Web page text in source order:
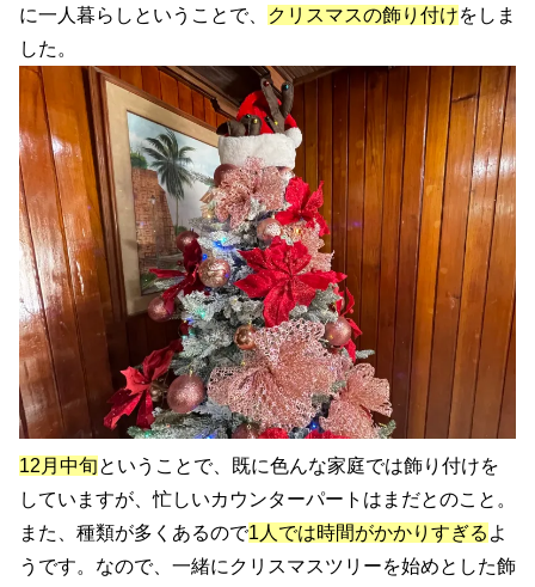
に一人暮らしということで、
クリスマスの飾り付けをしま
した。
12月中旬ということで、既に色んな家庭では飾り付けを
していますが、忙しいカウンターパートはまだとのこと。
また、種類が多くあるので1人では時間がかかりすぎる よ
うです。なので、一緒にクリスマスツリーを始めとした飾